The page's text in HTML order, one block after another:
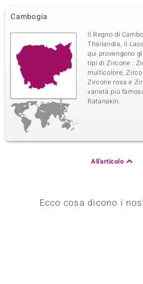
Cambogia
Il Regno di
Thailandia, il
qui provengono
tipi di Zircone :
multicolore,
Zircone rosa e
varietá piú
Ratanakiri.
All'articolo
Ecco cosa dicono i